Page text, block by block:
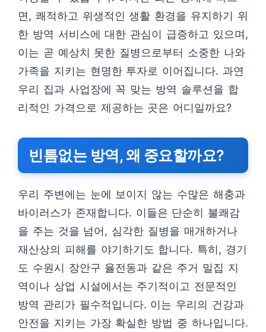
면, 쾌적하고 위생적인 생활 환경을 유지하기 위
한 방역 서비스에 대한 관심이 급증하고 있으며,
이는 곧 예상치 못한 질병으로부터 소중한 나와
가족을 지키는 현명한 투자로 이어집니다. 과연
우리 집과 사업장에 꼭 맞는 방역 솔루션을 합
리적인 가격으로 제공하는 곳은 어디일까요?
빈틈없는 방역, 왜 중요할까요?
우리 주변에는 눈에 보이지 않는 수많은 해충과
바이러스가 존재합니다. 이들은 단순히 불쾌감
을 주는 것을 넘어, 심각한 질병을 매개하거나
재산상의 피해를 야기하기도 합니다. 특히, 경기
도 수원시 장안구 율전동과 같은 주거 밀집 지
역이나 상업 시설에서는 주기적이고 전문적인
방역 관리가 필수적입니다. 이는 우리의 건강과
안전을 지키는 가장 확실한 방법 중 하나입니다.